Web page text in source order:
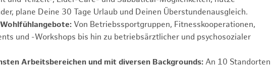
plane Deine 30 Tage Urlaub und Deinen Überstundenausgleich.
Von Betriebssportgruppen, Fitnesskooperationen,
und -Workshops bis hin zu betriebsärztlicher und psychosozialer
Arbeitsbereichen und mit diversen Backgrounds: An 10 Standorten